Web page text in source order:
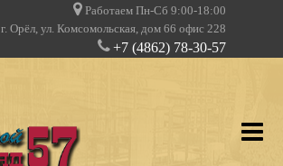
Работаем Пн-Сб 9:00-18:00
г. Орёл, ул. Комсомольская, дом 66 офис 228
+7 (4862) 78-30-57